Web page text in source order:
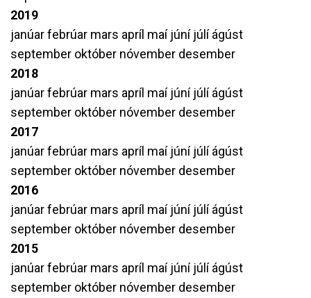
2019
janúarfebrúar mars apríl maí júní júlíágúst
september október nóvember desember
2018
janúarfebrúar mars apríl maí júní júlíágúst
september október nóvember desember
2017
janúarfebrúar mars apríl maí júní júlíágúst
september október nóvember desember
2016
janúarfebrúar mars apríl maí júní júlíágúst
september október nóvember desember
2015
janúarfebrúar mars apríl maí júní júlíágúst
september október nóvember desember